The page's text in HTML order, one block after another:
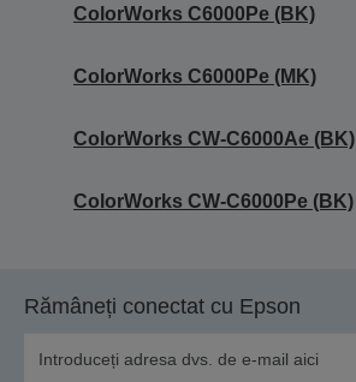
ColorWorks C6000Pe (BK)
ColorWorks C6000Pe (MK)
ColorWorks CW-C6000Ae (BK)
ColorWorks CW-C6000Pe (BK)
Rămâneți conectat cu Epson